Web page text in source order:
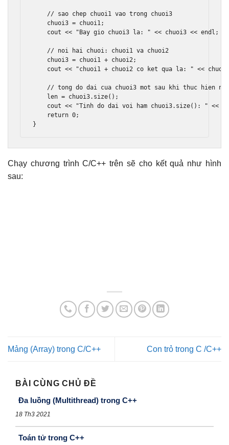
// sao chep chuoi1 vao trong chuoi3
    chuoi3
= chuoi1;
    cout
<< "Bay gio chuoi3 la: " << chuoi3 << endl ;
// noi hai chuoi: chuoi1 va chuoi2
    chuoi3
= chuoi1 + chuoi2;
    cout
<< "chuoi1 + chuoi2 co ket qua la: " <<
// tong do dai cua chuoi3 mot sau khi thuc hien
    len
= chuoi3. size();
    cout
<< "Tinh do dai voi ham chuoi3.size(): " <<
return 0;
}
Chạy chương trình C/C++ trên sẽ cho kết quả như hình
sau:
Mảng (Array) trong C/C++ Con trỏ trong C /C++
BÀI CÙNG CHỦ ĐỀ
Đa luồng (Multithread) trong C++
18 Th3 2021
Toán tử trong C++